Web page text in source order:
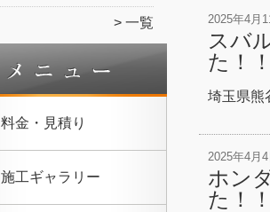
一覧
料金・見積り
施工ギャラリー
2025年4月
スバ
た！！
埼玉県熊
2025年4月4
ホン
た！！